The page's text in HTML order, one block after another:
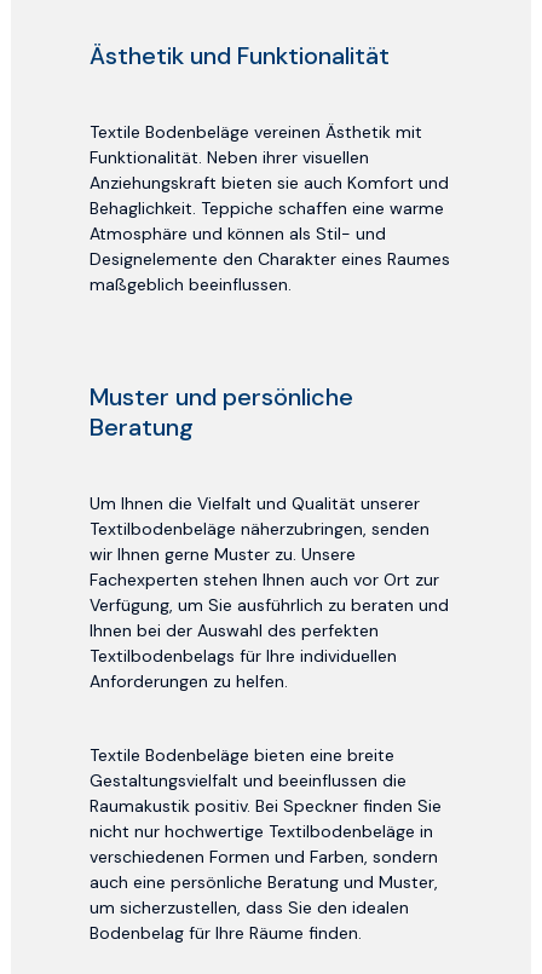
Ästhetik und Funktionalität
Textile Bodenbeläge vereinen Ästhetik mit
Funktionalität. Neben ihrer visuellen
Anziehungskraft bieten sie auch Komfort und
Behaglichkeit. Teppiche schaffen eine warme
Atmosphäre und können als Stil- und
Designelemente den Charakter eines Raumes
maßgeblich beeinflussen.
Muster und persönliche
Beratung
Um Ihnen die Vielfalt und Qualität unserer
Textilbodenbeläge näherzubringen, senden
wir Ihnen gerne Muster zu. Unsere
Fachexperten stehen Ihnen auch vor Ort zur
Verfügung, um Sie ausführlich zu beraten und
Ihnen bei der Auswahl des perfekten
Textilbodenbelags für Ihre individuellen
Anforderungen zu helfen.
Textile Bodenbeläge bieten eine breite
Gestaltungsvielfalt und beeinflussen die
Raumakustik positiv. Bei Speckner finden Sie
nicht nur hochwertige Textilbodenbeläge in
verschiedenen Formen und Farben, sondern
auch eine persönliche Beratung und Muster,
um sicherzustellen, dass Sie den idealen
Bodenbelag für Ihre Räume finden.